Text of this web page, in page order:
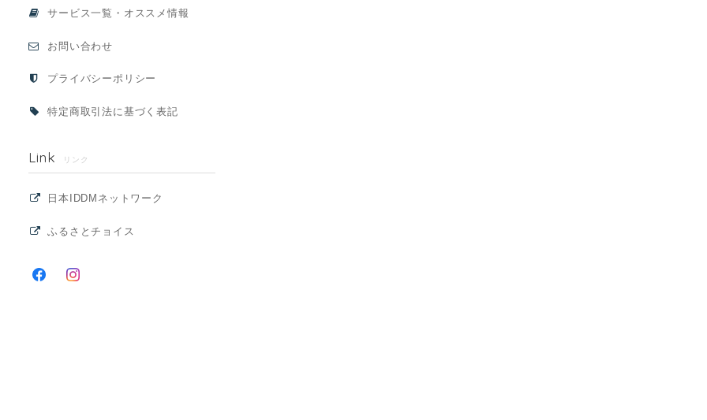
サービス一覧・オススメ情報
お問い合わせ
プライバシーポリシー
特定商取引法に基づく表記
Link リンク
日本IDDMネットワーク
ふるさとチョイス